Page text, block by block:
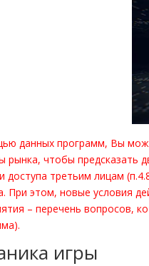
данных программ, Вы
рынка, чтобы предсказать
доступа третьим лицам
При этом, новые условия
– перечень вопросов,
игры